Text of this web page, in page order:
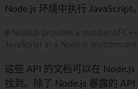
Node.js 环境中执行 JavaScript。
这些 API 的文档可以在 Node.js
找到。除了 Node.js 暴露的